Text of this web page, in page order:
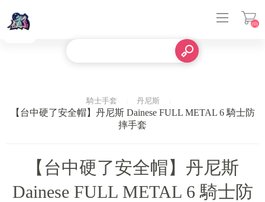
(0)
騎士手套 丹尼斯
【台中硬了安全帽】丹尼斯 Dainese FULL METAL 6 騎士防
摔手套
【台中硬了安全帽】丹尼斯
Dainese FULL METAL 6 騎士防